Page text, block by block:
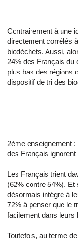
Contrairement à une
directement corrélés
biodéchets. Aussi,
24% des Français du
plus bas des régions
dispositif de tri des
2ème enseignement
des Français ignorent
Les Français trient
(62% contre 54%). Et
désormais intégré à
72% à penser que le
facilement dans leurs
Toutefois, au terme